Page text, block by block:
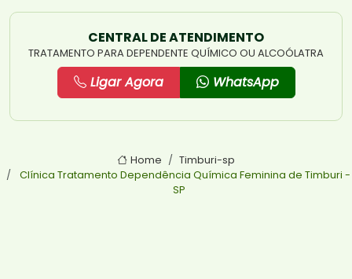
CENTRAL DE ATENDIMENTO
TRATAMENTO PARA DEPENDENTE QUÍMICO OU ALCOÓLATRA
Ligar Agora WhatsApp
Home
Timburi-sp
Clínica Tratamento Dependência Química Feminina de Timburi -
SP